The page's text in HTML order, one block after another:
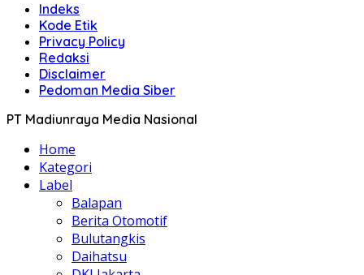
Indeks
Kode Etik
Privacy Policy
Redaksi
Disclaimer
Pedoman Media Siber
PT Madiunraya Media Nasional
Home
Kategori
Label
Balapan
Berita Otomotif
Bulutangkis
Daihatsu